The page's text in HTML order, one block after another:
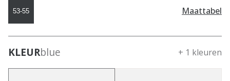
53-55 Maattabel
KLEURblue + 1 kleuren